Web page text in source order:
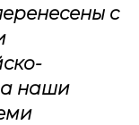
с
наши